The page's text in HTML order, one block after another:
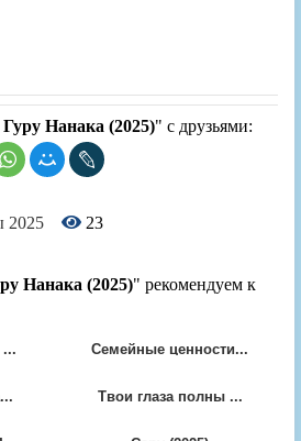
Нанака (2025)" с друзьями:
2025 23
Нанака (2025)" рекомендуем к
... Семейные ценности...
Твои глаза полны ...